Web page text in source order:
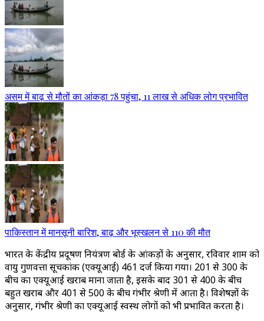
असम में बाढ़ से मौतों का आंकड़ा 78 पहुंचा, 11 लाख से अधिक लोग प्रभावित
पाकिस्तान में मानसूनी बारिश, बाढ़ और भूस्खलन से 110 की मौत
भारत के केंद्रीय प्रदूषण नियंत्रण बोर्ड के आंकड़ों के अनुसार, रविवार शाम को
वायु गुणवत्ता सूचकांक (एक्यूआई) 461 दर्ज किया गया। 201 से 300 के
बीच का एक्यूआई खराब माना जाता है, इसके बाद 301 से 400 के बीच
बहुत खराब और 401 से 500 के बीच गंभीर श्रेणी में आता है। विशेषज्ञों के
अनुसार, गंभीर श्रेणी का एक्यूआई स्वस्थ लोगों को भी प्रभावित करता है।